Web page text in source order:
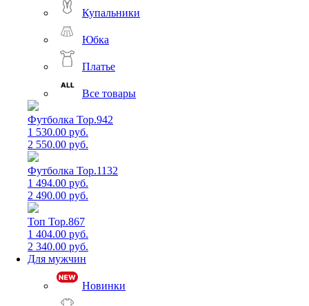
Купальники
Юбка
Платье
Все товары
Футболка Top.942
1 530.00 руб.
2 550.00 руб.
Футболка Top.1132
1 494.00 руб.
2 490.00 руб.
Топ Top.867
1 404.00 руб.
2 340.00 руб.
Для мужчин
Новинки